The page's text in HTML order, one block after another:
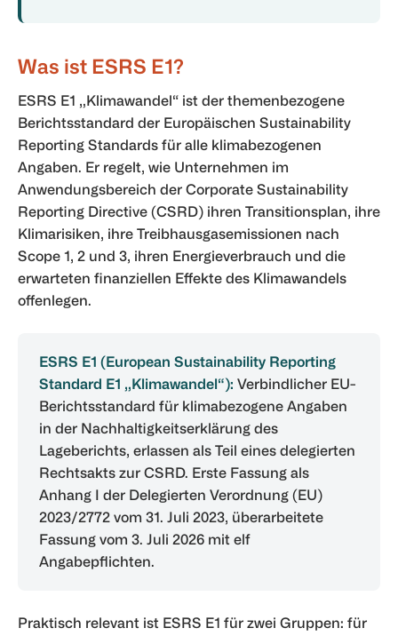
Was ist ESRS E1?
ESRS E1 „Klimawandel“ ist der themenbezogene
Berichtsstandard der Europäischen Sustainability
Reporting Standards für alle klimabezogenen
Angaben. Er regelt, wie Unternehmen im
Anwendungsbereich der Corporate Sustainability
Reporting Directive (CSRD) ihren Transitionsplan, ihre
Klimarisiken, ihre Treibhausgasemissionen nach
Scope 1, 2 und 3, ihren Energieverbrauch und die
erwarteten finanziellen Effekte des Klimawandels
offenlegen.
ESRS E1 (European Sustainability Reporting
Standard E1 „Klimawandel“): Verbindlicher EU-
Berichtsstandard für klimabezogene Angaben
in der Nachhaltigkeitserklärung des
Lageberichts, erlassen als Teil eines delegierten
Rechtsakts zur CSRD. Erste Fassung als
Anhang I der Delegierten Verordnung (EU)
2023/2772 vom 31. Juli 2023, überarbeitete
Fassung vom 3. Juli 2026 mit elf
Angabepflichten.
Praktisch relevant ist ESRS E1 für zwei Gruppen: für